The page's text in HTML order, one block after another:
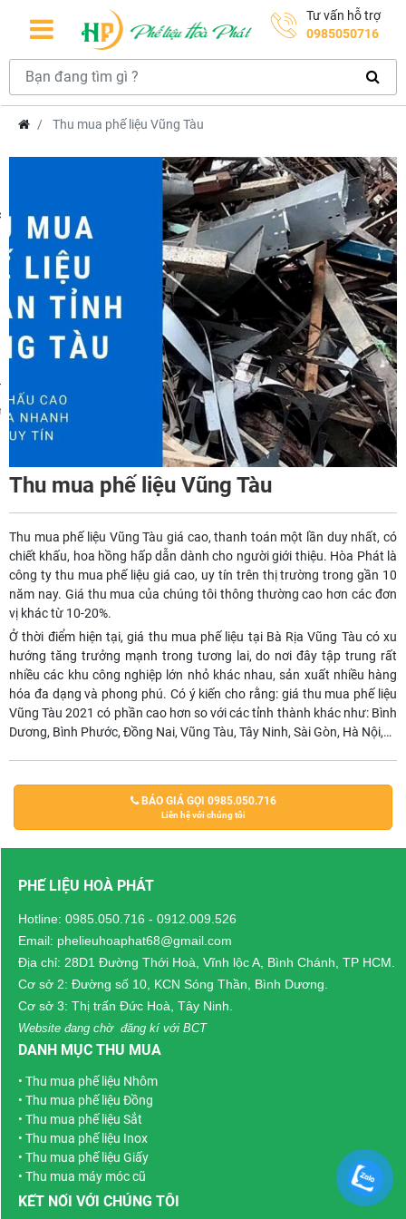
Tư vấn hỗ trợ
0985050716
Thu mua phế liệu Vũng Tàu
Thu mua phế liệu Vũng Tàu
Thu mua phế liệu Vũng Tàu giá cao, thanh toán một lần duy nhất, có
chiết khấu, hoa hồng hấp dẫn dành cho người giới thiệu. Hòa Phát là
công ty thu mua phế liệu giá cao, uy tín trên thị trường trong gần 10
năm nay. Giá thu mua của chúng tôi thông thường cao hơn các đơn
vị khác từ 10-20%.
Ở thời điểm hiện tại, giá thu mua phế liệu tại Bà Rịa Vũng Tàu có xu
hướng tăng trưởng mạnh trong tương lai, do nơi đây tập trung rất
nhiều các khu công nghiệp lớn nhỏ khác nhau, sản xuất nhiều hàng
hóa đa dạng và phong phú. Có ý kiến cho rằng: giá thu mua phế liệu
Vũng Tàu 2021 có phần cao hơn so với các tỉnh thành khác như: Bình
Dương, Bình Phước, Đồng Nai, Vũng Tàu, Tây Ninh, Sài Gòn, Hà Nội,…
BÁO GIÁ GỌI 0985.050.716
Liên hệ với chúng tôi
PHẾ LIỆU HOÀ PHÁT
Hotline: 0985.050.716 - 0912.009.526
Email: phelieuhoaphat68@gmail.com
Địa chỉ: 28D1 Đường Thới Hoà, Vĩnh lộc A, Bình Chánh, TP HCM.
Cơ sở 2: Đường số 10, KCN Sóng Thần, Bình Dương.
Cơ sở 3: Thị trấn Đức Hoà, Tây Ninh.
Website đang chờ đăng kí với BCT
DANH MỤC THU MUA
• Thu mua phế liệu Nhôm
• Thu mua phế liệu Đồng
• Thu mua phế liệu Sắt
• Thu mua phế liệu Inox
• Thu mua phế liệu Giấy
• Thu mua máy móc cũ
KẾT NỐI VỚI CHÚNG TÔI